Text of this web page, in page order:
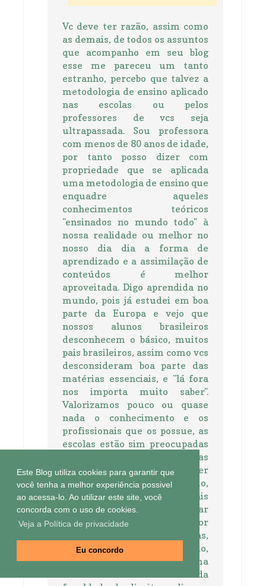
Este Blog utiliza cookies para garantir que
você tenha a melhor experiência possivel
ao acessa-lo. Ao utilizar este site, você
concorda com o uso de cookies.
Veja a Política de privacidade
Eu concordo
Vc deve ter razão, assim como
as demais, de todos os assuntos
que acompanho em seu blog
esse me pareceu um tanto
estranho, percebo que talvez a
metodologia de ensino aplicado
nas escolas ou pelos
professores de vcs seja
ultrapassada. Sou professora
com menos de 80 anos de idade,
por tanto posso dizer com
propriedade que se aplicada
uma metodologia de ensino que
enquadre aqueles
conhecimentos teóricos
"ensinados no mundo todo" à
nossa realidade ou melhor no
nosso dia dia a forma de
aprendizado e a assimilação de
conteúdos é melhor
aproveitada. Digo aprendida no
mundo, pois já estudei em boa
parte da Europa e vejo que
nossos alunos brasileiros
desconhecem o básico, muitos
pais brasileiros, assim como vcs
desconsideram boa parte das
matérias essenciais, e "lá fora
nos importa muito saber".
Valorizamos pouco ou quase
nada o conhecimento e os
profissionais que os possue, as
escolas estão sim preocupadas
com as estatísticas estimuladas
pelo governo que quer
mascarar o analfabetismo,
criando analfabetos funcionais
que hoje já podemos visualizar
nas salas universítárias. Por
que não falarmos de metas,
baseadas no real aprendizado,
outro dia falando com uma
mocinha do ultimo ano da